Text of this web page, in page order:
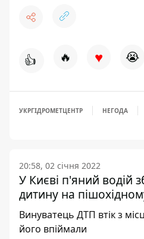
👍 🔥 ♥ 😭
УКРГІДРОМЕТЦЕНТР НЕГОДА
20:58, 02 січня 2022
У Києві п'яний водій
дитину на
Винуватець ДТП втік з
його впіймали